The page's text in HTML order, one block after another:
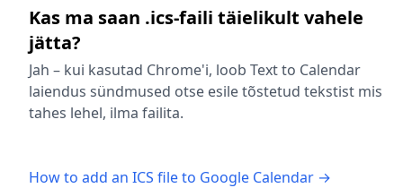
Kas ma saan .ics-faili täielikult vahele
jätta?
Jah – kui kasutad Chrome'i, loob Text to Calendar
laiendus sündmused otse esile tõstetud tekstist mis
tahes lehel, ilma failita.
How to add an ICS file to Google Calendar →